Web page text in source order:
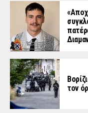
τον